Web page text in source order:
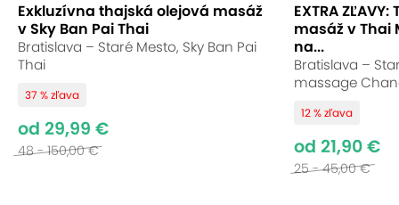
Exkluzívna thajská olejová masáž
v Sky Ban Pai Thai
Bratislava – Staré Mesto, Sky Ban Pai
Thai
37 % zľava
od 29,99 €
48 - 150,00 €
EXTRA
masáž v Thai
na...
Bratislava –
massage
12 % zľava
od 21,90 €
25 - 45,00 €